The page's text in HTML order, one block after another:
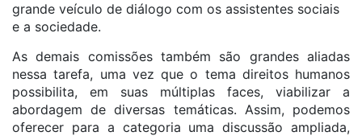
grande veículo de diálogo com os assistentes sociais
e a sociedade.
As demais comissões também são grandes aliadas
nessa tarefa, uma vez que o tema direitos humanos
possibilita, em suas múltiplas faces, viabilizar a
abordagem de diversas temáticas. Assim, podemos
oferecer para a categoria uma discussão ampliada,